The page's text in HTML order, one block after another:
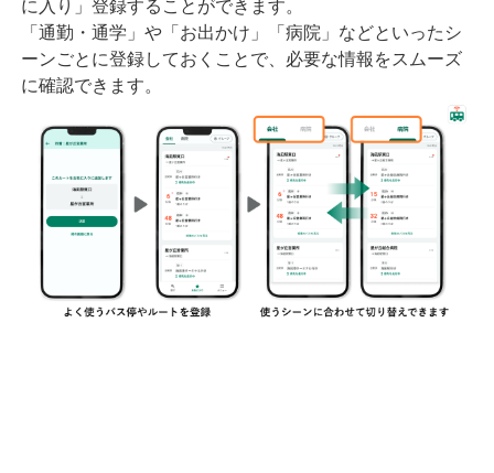
に入り」登録することができます。
「通勤・通学」や「お出かけ」「病院」などといったシ
ーンごとに登録しておくことで、必要な情報をスムーズ
に確認できます。